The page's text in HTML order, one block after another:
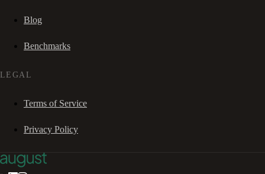
Blog
Benchmarks
LEGAL
Terms of Service
Privacy Policy